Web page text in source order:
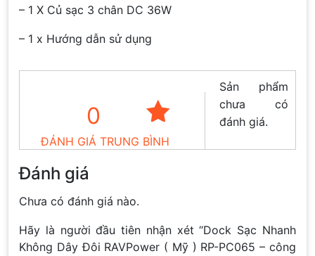
– 1 X Củ sạc 3 chân DC 36W
– 1 x Hướng dẫn sử dụng
0
ĐÁNH GIÁ TRUNG BÌNH
Sản phẩm
chưa có
đánh giá.
Đánh giá
Chưa có đánh giá nào.
Hãy là người đầu tiên nhận xét “Dock Sạc Nhanh
Không Dây Đôi RAVPower ( Mỹ ) RP-PC065 – công